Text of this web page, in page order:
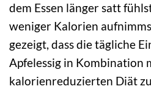
dem Essen länger satt
weniger Kalorien
gezeigt, dass die tägliche
Apfelessig in Kombination
kalorienreduzierten Diät